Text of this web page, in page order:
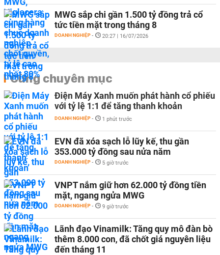
MWG sắp chi gần 1.500 tỷ đồng trả cổ
tức tiền mặt trong tháng 8
DOANH NGHIỆP - 20:27 | 16/07/2026
Cùng chuyên mục
Điện Máy Xanh muốn phát hành cổ phiếu
với tỷ lệ 1:1 để tăng thanh khoản
DOANH NGHIỆP - 1 phút trước
EVN đã xóa sạch lỗ lũy kế, thu gần
353.000 tỷ đồng sau nửa năm
DOANH NGHIỆP - 5 giờ trước
VNPT nắm giữ hơn 62.000 tỷ đồng tiền
mặt, ngang ngửa MWG
DOANH NGHIỆP - 9 giờ trước
Lãnh đạo Vinamilk: Tăng quy mô đàn bò
thêm 8.000 con, đã chốt giá nguyên liệu
đến tháng 11